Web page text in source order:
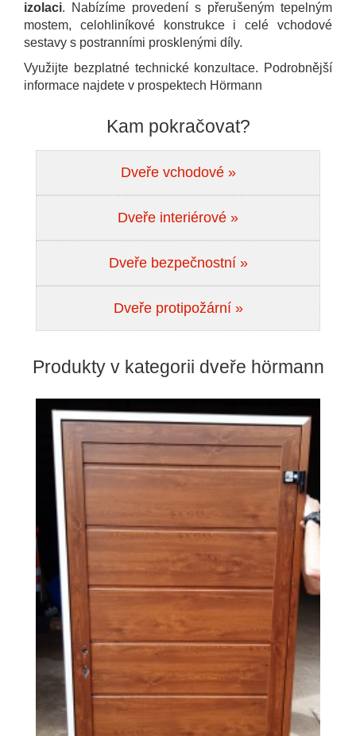
izolaci. Nabízíme provedení s přerušeným tepelným
mostem, celohliníkové konstrukce i celé vchodové
sestavy s postranními prosklenými díly.
Využijte bezplatné technické konzultace. Podrobnější
informace najdete v prospektech Hörmann
Kam pokračovat?
Dveře vchodové »
Dveře interiérové »
Dveře bezpečnostní »
Dveře protipožární »
Produkty v kategorii dveře hörmann